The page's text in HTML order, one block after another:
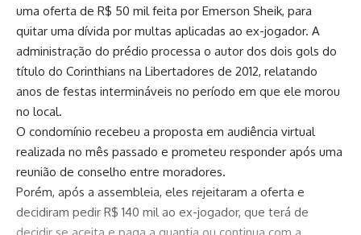
uma oferta de R$ 50 mil feita por Emerson Sheik, para
quitar uma dívida por multas aplicadas ao ex-jogador. A
administração do prédio processa o autor dos dois gols do
título do Corinthians na Libertadores de 2012, relatando
anos de festas intermináveis no período em que ele morou
no local.
O condomínio recebeu a proposta em audiência virtual
realizada no mês passado e prometeu responder após uma
reunião de conselho entre moradores.
Porém, após a assembleia, eles rejeitaram a oferta e
decidiram pedir R$ 140 mil ao ex-jogador, que terá de